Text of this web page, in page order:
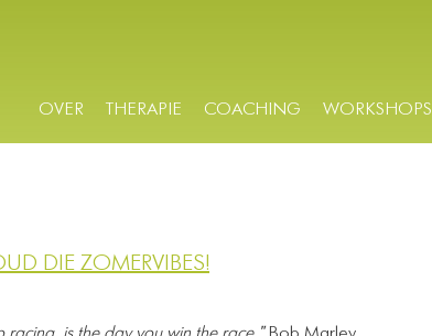
OVER THERAPIE COACHING WORKSHOPS
DIE ZOMERVIBES!